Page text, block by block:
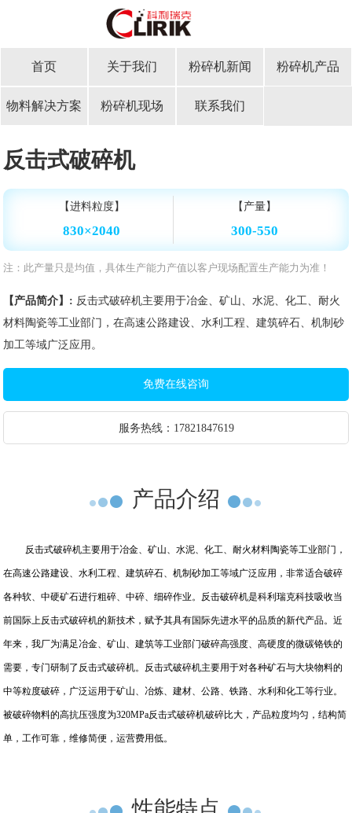
首页 关于我们 粉碎机新闻 粉碎机产品
物料解决方案 粉碎机现场 联系我们
反击式破碎机
【进料粒度】
830×2040
【产量】
300-550
注：此产量只是均值，具体生产能力产值以客户现场配置生产能力为准！
【产品简介】: 反击式破碎机主要用于冶金、矿山、水泥、化工、耐火
材料陶瓷等工业部门，在高速公路建设、水利工程、建筑碎石、机制砂
加工等域广泛应用。
免费在线咨询
服务热线： 17821847619
产品介绍
反击式破碎机主要用于冶金、矿山、水泥、化工、耐火材料陶瓷等工业部门，
在高速公路建设、水利工程、建筑碎石、机制砂加工等域广泛应用，非常适合破碎
各种软、中硬矿石进行粗碎、中碎、细碎作业。反击破碎机是科利瑞克科技吸收当
前国际上反击式破碎机的新技术，赋予其具有国际先进水平的品质的新代产品。近
年来，我厂为满足冶金、矿山、建筑等工业部门破碎高强度、高硬度的微碳铬铁的
需要，专门研制了反击式破碎机。反击式破碎机主要用于对各种矿石与大块物料的
中等粒度破碎，广泛运用于矿山、冶炼、建材、公路、铁路、水利和化工等行业。
被破碎物料的高抗压强度为320MPa反击式破碎机破碎比大，产品粒度均匀，结构简
单，工作可靠，维修简便，运营费用低。